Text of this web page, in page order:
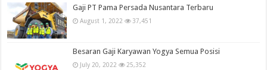
Gaji PT Pama Persada Nusantara Terbaru
August 1, 2022 37,451
Besaran Gaji Karyawan Yogya Semua Posisi
July 20, 2022 25,352